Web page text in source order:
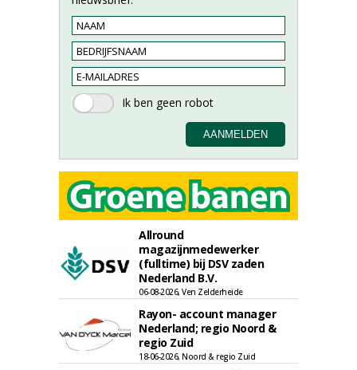
Allround
magazijnmedewerker
(fulltime) bij DSV zaden
Nederland B.V.
06-08-2026, Ven Zelderheide
Rayon- account manager
Nederland; regio Noord &
regio Zuid
18-06-2026, Noord & regio Zuid